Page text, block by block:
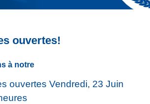
ouvertes!
à notre
ouvertes Vendredi, 23 Juin